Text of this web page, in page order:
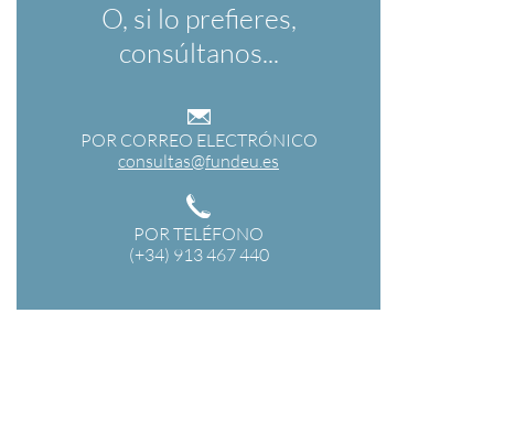
O, si lo prefieres,
consúltanos...
POR CORREO ELECTRÓNICO
consultas@fundeu.es
POR TELÉFONO
(+34) 913 467 440